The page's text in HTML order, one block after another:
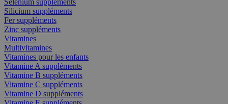
Sélénium suppléments
Silicium suppléments
Fer suppléments
Zinc suppléments
Vitamines
Multivitamines
Vitamines pour les enfants
Vitamine A suppléments
Vitamine B suppléments
Vitamine C suppléments
Vitamine D suppléments